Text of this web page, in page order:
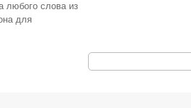
любого слова из
для